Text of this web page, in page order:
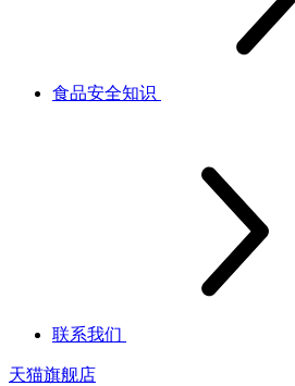
食品安全知识
联系我们
天猫旗舰店